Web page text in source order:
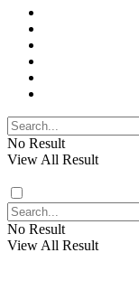
PENDIDIKAN
SOSOK
No Result
View All Result
No Result
View All Result